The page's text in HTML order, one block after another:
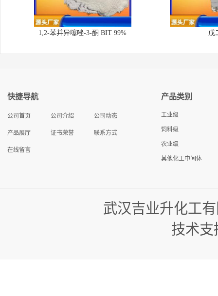
1,2-苯并异噻唑-3-酮 BIT 99% 戊
快捷导航
公司首页 公司介绍 公司动态
产品展厅 证书荣誉 联系方式
在线留言
产品类别
工业级
饲料级
农业级
其他化工中间体
武汉吉业升化工
技术